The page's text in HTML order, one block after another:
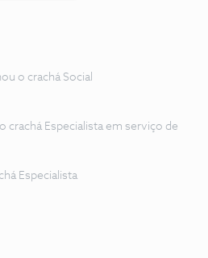
o crachá Social
crachá Especialista em serviço de
Especialista